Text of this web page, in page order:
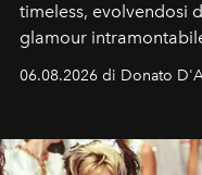
timeless, evolvendosi
glamour
Italia la sua style
06.08.2026 di Donato